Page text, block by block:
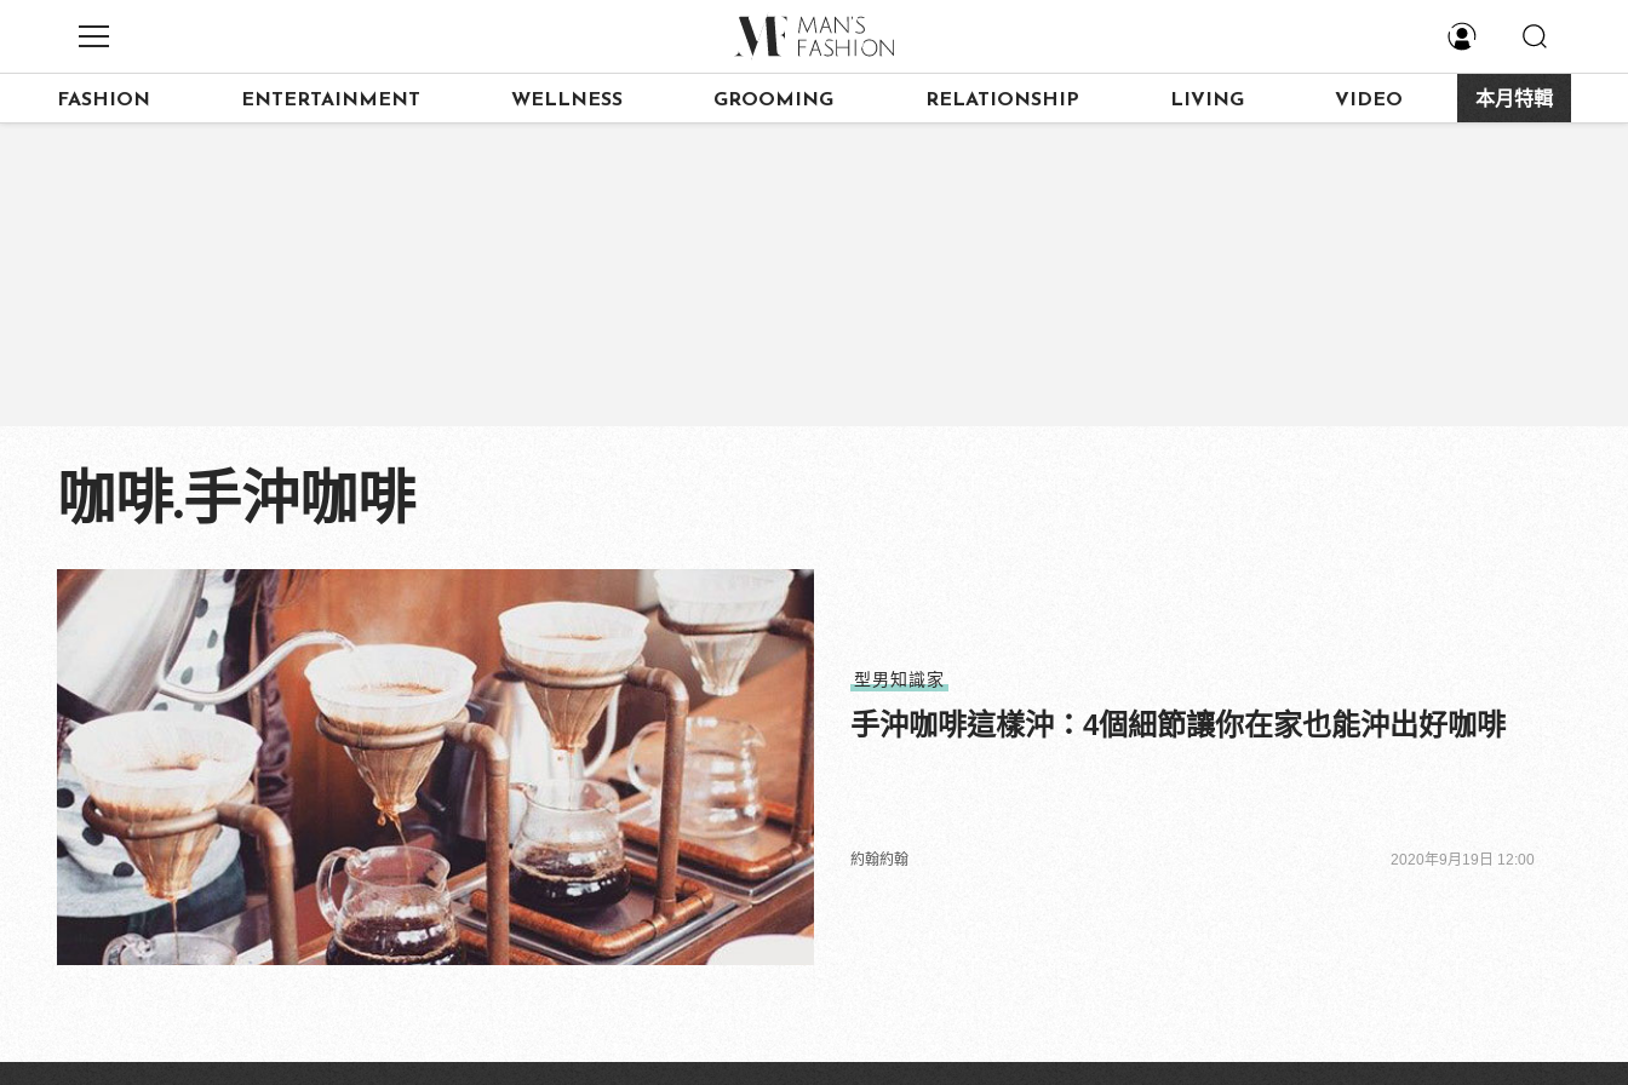
FASHION ENTERTAINMENT WELLNESS GROOMING RELATIONSHIP LIVING VIDEO 本月特輯
咖啡.手沖咖啡
型男知識家
手沖咖啡這樣沖：4個細節讓你在家也能沖出好咖啡
約翰約翰 2020年9月19日 12:00